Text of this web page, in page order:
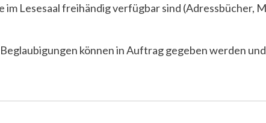
im Lesesaal freihändig verfügbar sind (Adressbücher,
können in Auftrag gegeben werden